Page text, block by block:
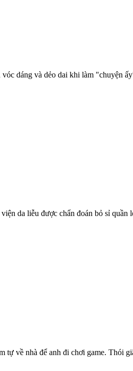
dáng và dẻo dai khi làm "chuyện
da liễu được chẩn đoán bỏ sỉ quần
tự về nhà để anh đi chơi game. Thói